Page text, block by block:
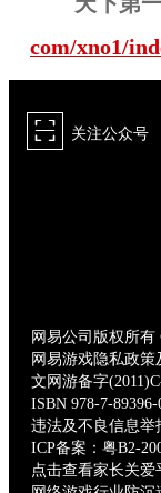
com/xno1/
򰀁 关注公众号
网易公司版权所有
网易游戏隐私政策
文网游备字
ISBN 978-7-89396-
违法及不良信息举
ICP备案：粤B2-
点击查看家长关爱